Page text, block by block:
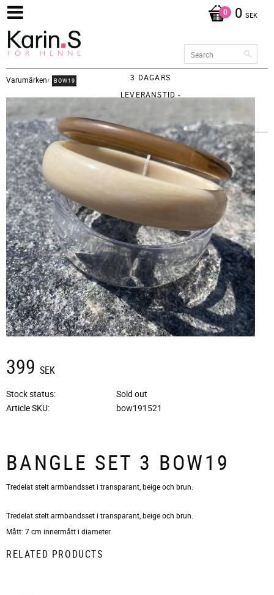
0 SEK
3 DAGARS
LEVERANSTID -
Varumärken BOW19
399 SEK
Stock status
Sold out
Article SKU
bow191521
BANGLE SET 3 BOW19
Tredelat stelt armbandsset i transparant, beige och brun.
Tredelat stelt armbandsset i transparant, beige och brun.
Mått: 7 cm innermått i diameter.
RELATED PRODUCTS